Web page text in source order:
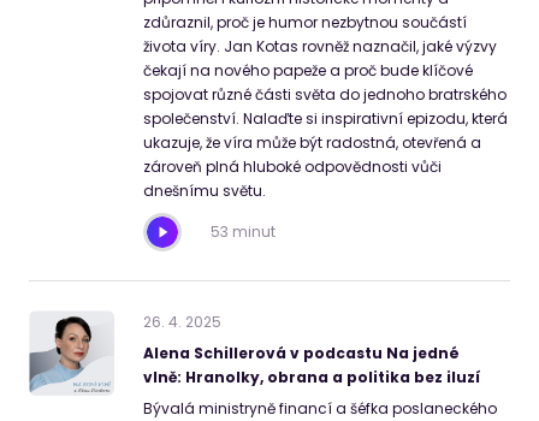
zdůraznil, proč je humor nezbytnou součástí
života víry. Jan Kotas rovněž naznačil, jaké výzvy
čekají na nového papeže a proč bude klíčové
spojovat různé části světa do jednoho bratrského
společenství. Nalaďte si inspirativní epizodu, která
ukazuje, že víra může být radostná, otevřená a
zároveň plná hluboké odpovědnosti vůči
dnešnímu světu.
53 minut
26. 4. 2025
Alena Schillerová v podcastu Na jedné
vlně: Hranolky, obrana a politika bez iluzí
Bývalá ministryně financí a šéfka poslaneckého